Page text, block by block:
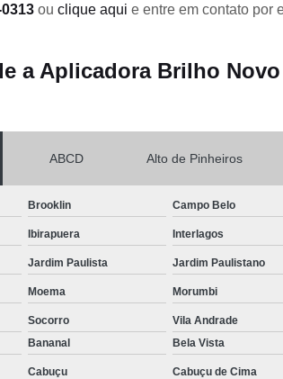
Tratamentos
Verniz para
ou clique aqui e entre em contato por
a Aplicadora Brilho
ABCD Alto de Pinheiros
Brooklin Campo Belo
Ibirapuera Interlagos
Jardim Paulista Jardim Paulistano
Moema Morumbi
Socorro Vila Andrade
Bananal Bela Vista
Cabuçu Cabuçu de Cima